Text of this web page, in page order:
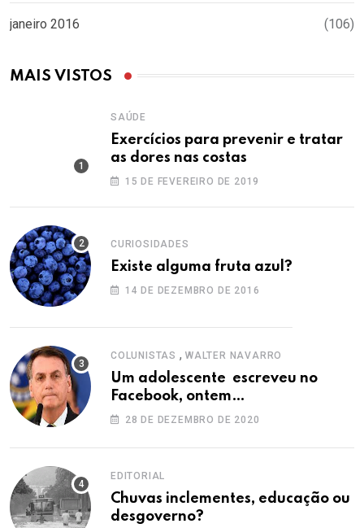
janeiro 2016 (106)
MAIS VISTOS
SAÚDE
Exercícios para prevenir e tratar
as dores nas costas
15 DE FEVEREIRO DE 2019
CURIOSIDADES
Existe alguma fruta azul?
14 DE DEZEMBRO DE 2016
COLUNISTAS , WALTER NAVARRO
Um adolescente escreveu no
Facebook, ontem…
28 DE DEZEMBRO DE 2020
EDITORIAL
Chuvas inclementes, educação ou
desgoverno?